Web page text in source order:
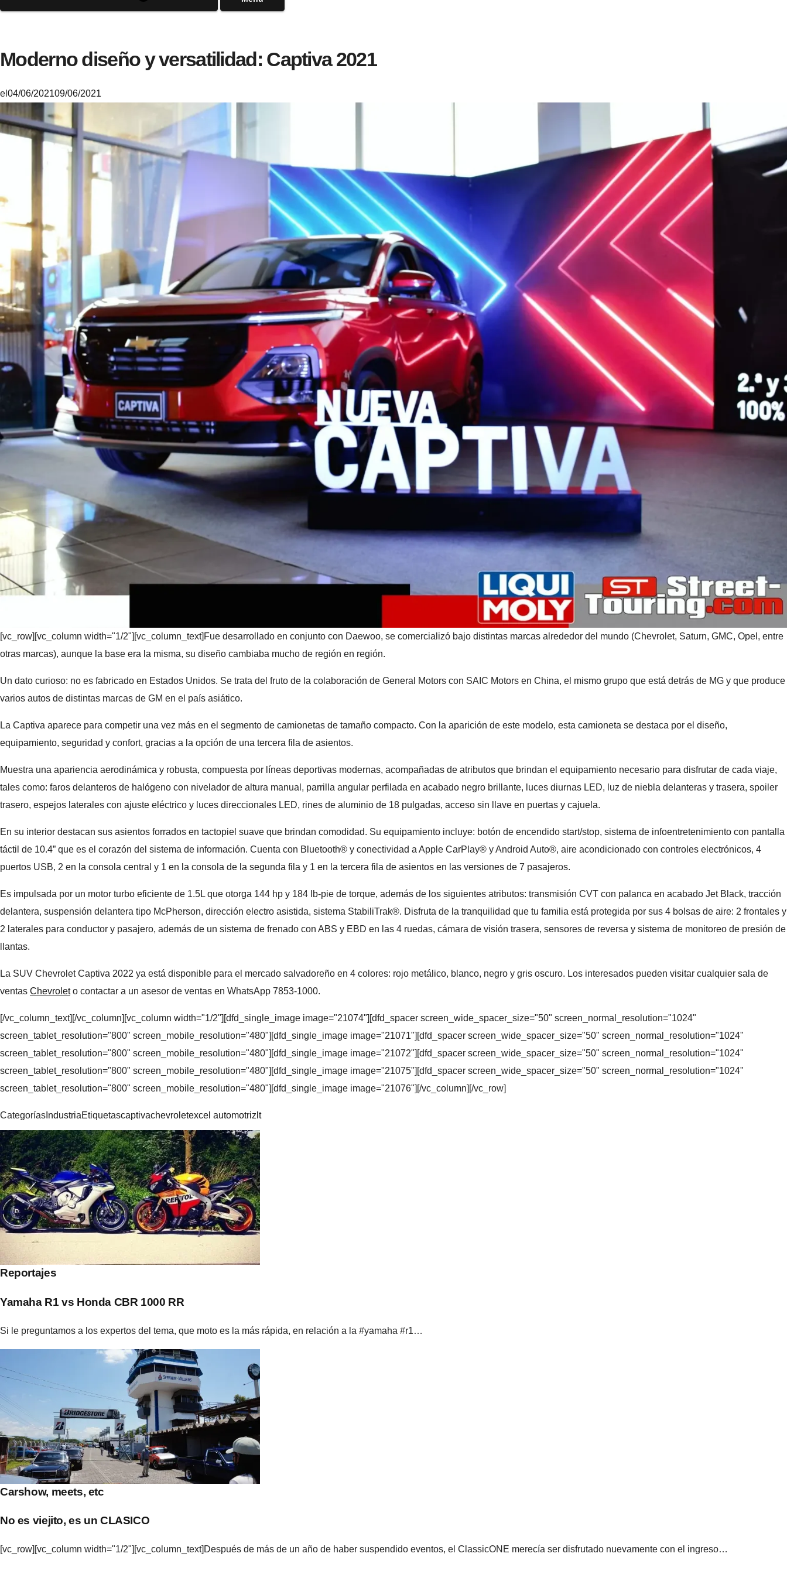
Moderno diseño y versatilidad: Captiva 2021
M
i
el 04/06/202109/06/2021
[vc_row][vc_column width="1/2"][vc_column_text]Fue desarrollado en conjunto con Daewoo, se comercializó bajo distintas marcas alrededor del mundo (Chevrolet, Saturn, GMC, Opel, entre
otras marcas), aunque la base era la misma, su diseño cambiaba mucho de región en región.
Un dato curioso: no es fabricado en Estados Unidos. Se trata del fruto de la colaboración de General Motors con SAIC Motors en China, el mismo grupo que está detrás de MG y que produce
varios autos de distintas marcas de GM en el país asiático.
La Captiva aparece para competir una vez más en el segmento de camionetas de tamaño compacto. Con la aparición de este modelo, esta camioneta se destaca por el diseño,
equipamiento, seguridad y confort, gracias a la opción de una tercera fila de asientos.
Muestra una apariencia aerodinámica y robusta, compuesta por líneas deportivas modernas, acompañadas de atributos que brindan el equipamiento necesario para disfrutar de cada viaje,
tales como: faros delanteros de halógeno con nivelador de altura manual, parrilla angular perfilada en acabado negro brillante, luces diurnas LED, luz de niebla delanteras y trasera, spoiler
trasero, espejos laterales con ajuste eléctrico y luces direccionales LED, rines de aluminio de 18 pulgadas, acceso sin llave en puertas y cajuela.
En su interior destacan sus asientos forrados en tactopiel suave que brindan comodidad. Su equipamiento incluye: botón de encendido start/stop, sistema de infoentretenimiento con pantalla
táctil de 10.4” que es el corazón del sistema de información. Cuenta con Bluetooth® y conectividad a Apple CarPlay® y Android Auto®, aire acondicionado con controles electrónicos, 4
puertos USB, 2 en la consola central y 1 en la consola de la segunda fila y 1 en la tercera fila de asientos en las versiones de 7 pasajeros.
Es impulsada por un motor turbo eficiente de 1.5L que otorga 144 hp y 184 lb-pie de torque, además de los siguientes atributos: transmisión CVT con palanca en acabado Jet Black, tracción
delantera, suspensión delantera tipo McPherson, dirección electro asistida, sistema StabiliTrak®. Disfruta de la tranquilidad que tu familia está protegida por sus 4 bolsas de aire: 2 frontales y
2 laterales para conductor y pasajero, además de un sistema de frenado con ABS y EBD en las 4 ruedas, cámara de visión trasera, sensores de reversa y sistema de monitoreo de presión de
llantas.
La SUV Chevrolet Captiva 2022 ya está disponible para el mercado salvadoreño en 4 colores: rojo metálico, blanco, negro y gris oscuro. Los interesados pueden visitar cualquier sala de
ventas Chevroleto contactar a un asesor de ventas en WhatsApp 7853-1000.
[/vc_column_text][/vc_column][vc_column width="1/2"][dfd_single_image image="21074"][dfd_spacer screen_wide_spacer_size="50" screen_normal_resolution="1024"
screen_tablet_resolution="800" screen_mobile_resolution="480"][dfd_single_image image="21071"][dfd_spacer screen_wide_spacer_size="50" screen_normal_resolution="1024"
screen_tablet_resolution="800" screen_mobile_resolution="480"][dfd_single_image image="21072"][dfd_spacer screen_wide_spacer_size="50" screen_normal_resolution="1024"
screen_tablet_resolution="800" screen_mobile_resolution="480"][dfd_single_image image="21075"][dfd_spacer screen_wide_spacer_size="50" screen_normal_resolution="1024"
screen_tablet_resolution="800" screen_mobile_resolution="480"][dfd_single_image image="21076"][/vc_column][/vc_row]
Categorías IndustriaEtiquetascaptivachevroletexcel automotriz lt
Navegación
de
entradas
Reportajes
Yamaha R1 vs Honda CBR 1000 RR
Si le preguntamos a los expertos del tema, que moto es la más rápida, en relación a la #yamaha #r1…
Carshow, meets, etc
No es viejito, es un CLASICO
[vc_row][vc_column width="1/2"][vc_column_text]Después de más de un año de haber suspendido eventos, el ClassicONE merecía ser disfrutado nuevamente con el ingreso…